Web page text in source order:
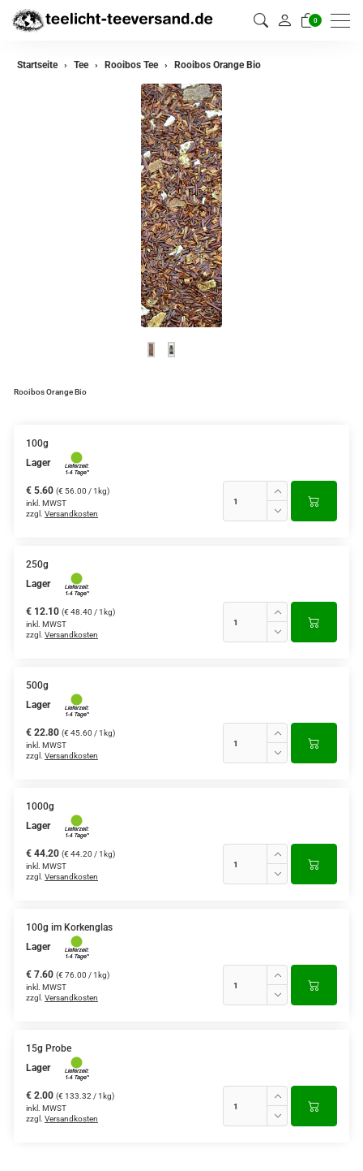
0
zurück
Grüntee aus Ceylon, Darjeeling,
Teemischungen
Verschiedene Anbaugebiete
Rooibos Tee
Aromatisierter Grüntee
Aromatisierter Schwarztee
Früchtetee
Startseite Tee Rooibos Tee Rooibos Orange Bio
Rooibos Orange Bio
100g
Lager
€ 5.60 (€ 56.00 / 1kg)
inkl. MWST
zzgl. Versandkosten
250g
Lager
€ 12.10 (€ 48.40 / 1kg)
inkl. MWST
zzgl. Versandkosten
500g
Lager
€ 22.80 (€ 45.60 / 1kg)
inkl. MWST
zzgl. Versandkosten
1000g
Lager
€ 44.20 (€ 44.20 / 1kg)
inkl. MWST
zzgl. Versandkosten
100g im Korkenglas
Lager
€ 7.60 (€ 76.00 / 1kg)
inkl. MWST
zzgl. Versandkosten
15g Probe
Lager
€ 2.00 (€ 133.32 / 1kg)
inkl. MWST
zzgl. Versandkosten